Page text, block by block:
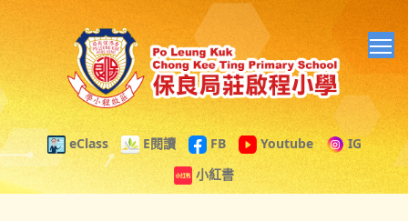
eClass E閱讀 FB Youtube
IG
小紅書